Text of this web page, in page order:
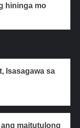
hininga mo
Isasagawa sa
maitutulong